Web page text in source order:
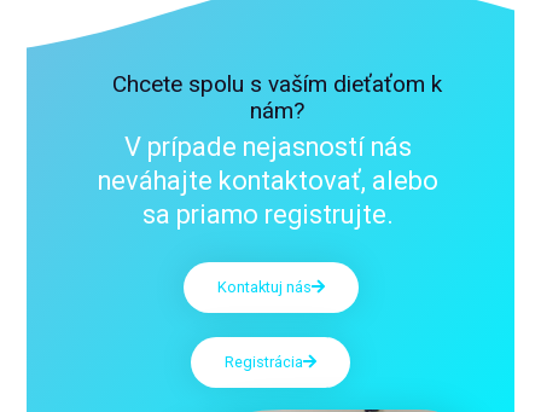
Chcete spolu s vaším dieťaťom k
nám?
V prípade nejasností nás
neváhajte kontaktovať, alebo
sa priamo registrujte.
Kontaktuj nás
Registrácia